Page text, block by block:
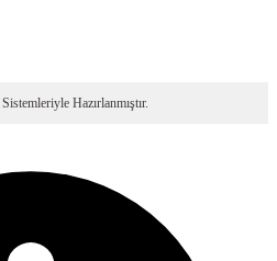
Sistemleriyle Hazırlanmıştır.